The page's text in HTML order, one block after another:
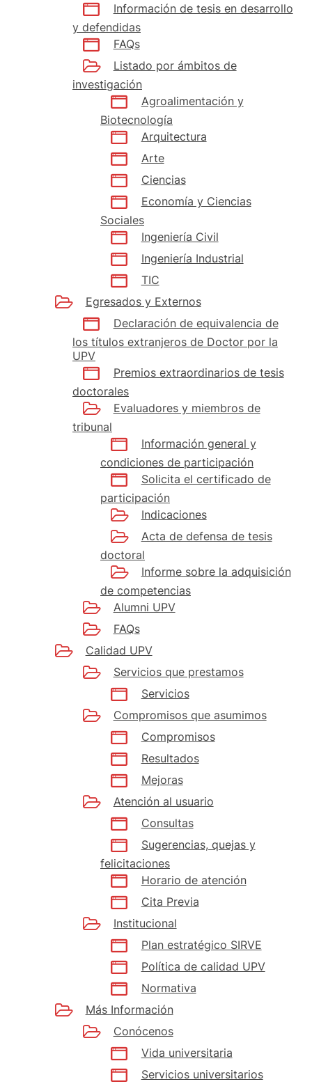
Información de tesis en desarrollo
y defendidas
FAQs
Listado por ámbitos de
investigación
Agroalimentación y
Biotecnología
Arquitectura
Arte
Ciencias
Economía y Ciencias
Sociales
Ingeniería Civil
Ingeniería Industrial
TIC
Egresados y Externos
Declaración de equivalencia de
los títulos extranjeros de Doctor por la
UPV
Premios extraordinarios de tesis
doctorales
Evaluadores y miembros de
tribunal
Información general y
condiciones de participación
Solicita el certificado de
participación
Indicaciones
Acta de defensa de tesis
doctoral
Informe sobre la adquisición
de competencias
Alumni UPV
FAQs
Calidad UPV
Servicios que prestamos
Servicios
Compromisos que asumimos
Compromisos
Resultados
Mejoras
Atención al usuario
Consultas
Sugerencias, quejas y
felicitaciones
Horario de atención
Cita Previa
Institucional
Plan estratégico SIRVE
Política de calidad UPV
Normativa
Más Información
Conócenos
Vida universitaria
Servicios universitarios